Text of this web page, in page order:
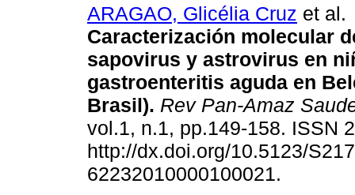
ARAGAO, Glicélia Cruz et al.
Caracterización molecular
sapovirus y astrovirus en
gastroenteritis aguda en
Brasil). Rev Pan-Amaz
vol.1, n.1, pp.149-158. ISSN
http://dx.doi.org/10.5123/
62232010000100021.